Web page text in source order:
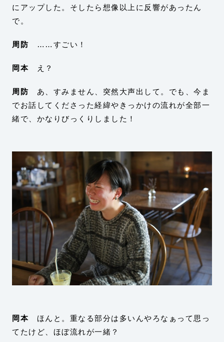
にアップした。そしたら想像以上に反響があったん
で。
周防 ……すごい！
岡本 え？
周防 あ、すみません、突然大声出して。でも、今ま
でお話してくださった経緯やきっかけの流れが全部一
緒で、かなりびっくりしました！
岡本 ほんと。重なる部分は多いんやろなぁって思っ
てたけど、ほぼ流れが一緒？